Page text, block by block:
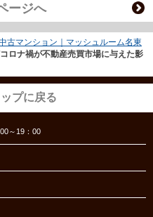
ージへ
古マンション｜マッシュルーム名東
ロナ禍が不動産売買市場に与えた影
プに戻る
～19：00